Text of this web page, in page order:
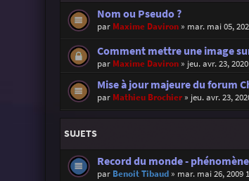
Nom ou Pseudo ?
par Maxime Daviron» mar. mai 05,
Comment mettre une image
par Maxime Daviron» jeu. avr. 23,
Mise à jour majeure du forum
par Mathieu Brochier» jeu. avr. 23,
SUJETS
Record du monde -
par Benoit Tibaud» mar. mai 26, 2009